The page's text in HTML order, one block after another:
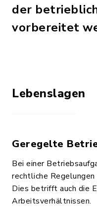
der
vorbereitet
Lebenslagen
Geregelte
Bei einer
rechtliche
Dies betrifft auch die
Arbeitsverhältnissen.